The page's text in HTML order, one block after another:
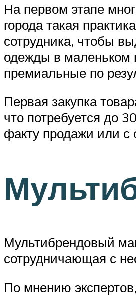
На первом этапе
города такая
сотрудника, чтобы
одежды в маленьком
премиальные по
Первая закупка
что потребуется до
факту продажи или с
Мультибрендовый
сотрудничающая с
По мнению